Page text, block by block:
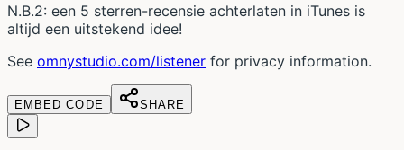
N.B.2: een 5 sterren-recensie achterlaten in iTunes is
altijd een uitstekend idee!
See omnystudio.com/listener for privacy information.
EMBED CODE SHARE